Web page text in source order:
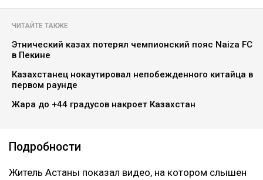
ЧИТАЙТЕ ТАКЖЕ
Этнический казах потерял чемпионский пояс Naiza FC
в Пекине
Казахстанец нокаутировал непобежденного китайца в
первом раунде
Жара до +44 градусов накроет Казахстан
Подробности
Житель Астаны показал видео, на котором слышен